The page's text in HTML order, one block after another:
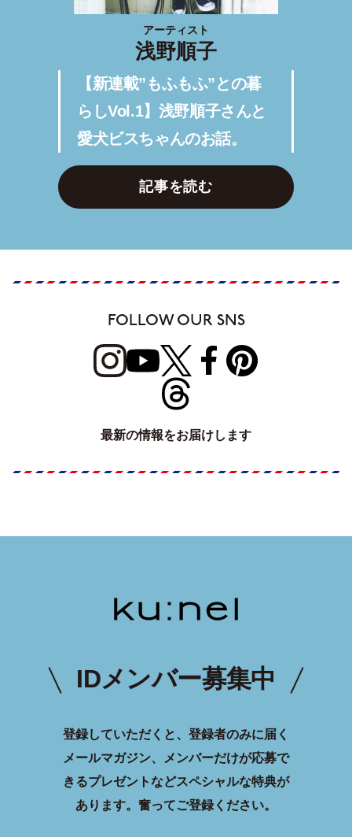
アーティスト
浅野順子
【新連載”もふもふ”との暮
らしVol.1】浅野順子さんと
愛犬ビスちゃんのお話。
記事を読む
FOLLOW OUR SNS
最新の情報をお届けします
IDメンバー募集中
登録していただくと、登録者のみに届く
メールマガジン、メンバーだけが応募で
きるプレゼントなどスペシャルな特典が
あります。 奮ってご登録ください。